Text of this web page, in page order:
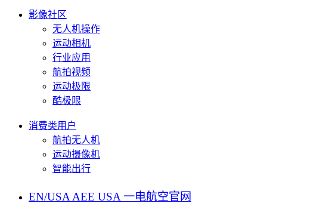
影像社区
无人机操作
运动相机
行业应用
航拍视频
运动极限
酷极限
消费类用户
航拍无人机
运动摄像机
智能出行
EN/USA AEE USA 一电航空官网